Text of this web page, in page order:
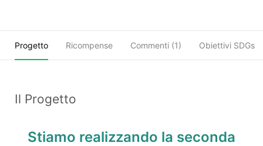
Progetto Ricompense Commenti (1) Obiettivi SDGs
Il Progetto
Stiamo realizzando la seconda